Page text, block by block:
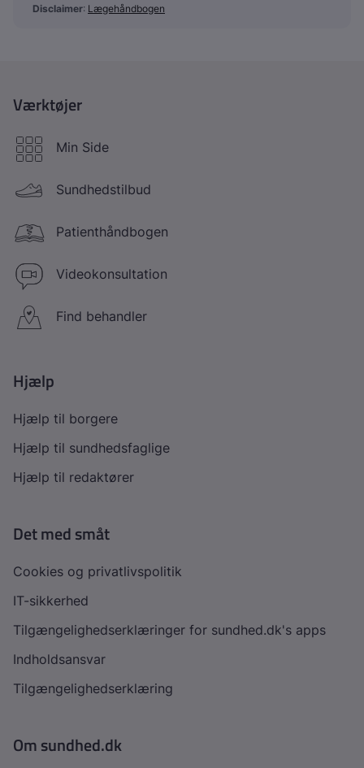
Disclaimer: Lægehåndbogen